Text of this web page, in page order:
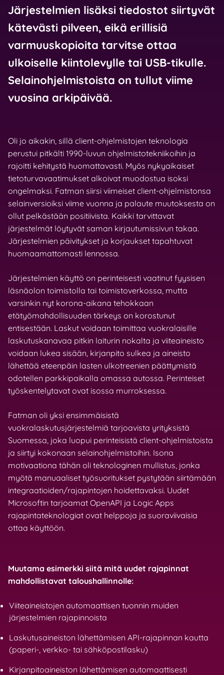
Järjestelmien lisäksi tiedostot siirtyvät
kätevästi pilveen, eikä erillisiä
varmuuskopioita tarvitse ottaa
ulkoiselle kiintolevylle tai USB-tikulle.
Selainohjelmistoista on tullut viime
vuosina arkipäivää.
Oli jo aikakin, sillä client-ohjelmistojen teknologia
perustui pitkälti 1990-luvun ohjelmistotekniikoihin ja
rajoitti kehitystä huomattavasti. Myös nykyaikaiset
tietoturvavaatimukset alkoivat muodostua isoksi
ongelmaksi. Fatman siirsi viimeiset client-ohjelmistonsa
selainversioiksi viime vuonna ja palaute muutoksesta on
ollut pelkästään positiivista. Kaikki tarvittavat
järjestelmät löytyvät saman kirjautumissivun takaa.
Järjestelmien päivitykset ja korjaukset tapahtuvat
huomaamattomasti lennossa.
Järjestelmien käyttö on perinteisesti vaatinut fyysisen
läsnäolon toimistolla tai toimistoverkossa, mutta
varsinkin nyt korona-aikana tehokkaan
etätyömahdollisuuden tärkeys on korostunut
entisestään. Laskut voidaan toimittaa vuokralaisille
laskutuskanavaa pitkin laiturin nokalta ja viiteaineisto
voidaan lukea sisään, kirjanpito sulkea ja aineisto
lähettää eteenpäin lasten ulkotreenien päättymistä
odotellen parkkipaikalla omassa autossa. Perinteiset
työskentelytavat ovat isossa murroksessa.
Fatman oli yksi ensimmäisistä
vuokralaskutusjärjestelmiä tarjoavista yrityksistä
Suomessa, joka luopui perinteisistä client-ohjelmistoista
ja siirtyi kokonaan selainohjelmistoihin. Isona
motivaationa tähän oli teknologinen mullistus, jonka
myötä manuaaliset työsuoritukset pystytään siirtämään
integraatioiden/rajapintojen hoidettavaksi. Uudet
Microsoftin tarjoamat OpenAPI ja Logic Apps
rajapintateknologiat ovat helppoja ja suoraviivaisia
ottaa käyttöön.
Muutama esimerkki siitä mitä uudet rajapinnat
mahdollistavat taloushallinnolle:
Viiteaineistojen automaattisen tuonnin muiden
järjestelmien rajapinnoista
Laskutusaineiston lähettämisen API-rajapinnan kautta
(paperi-, verkko- tai sähköpostilasku)
Kirjanpitoaineiston lähettämisen automaattisesti